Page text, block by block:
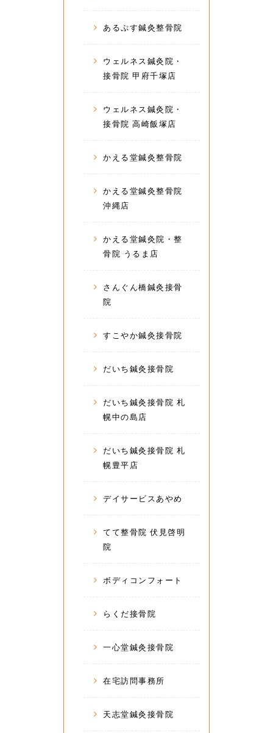
あるぷす鍼灸整骨院
ウェルネス鍼灸院・
接骨院 甲府千塚店
ウェルネス鍼灸院・
接骨院 高崎飯塚店
かえる堂鍼灸整骨院
かえる堂鍼灸整骨院
沖縄店
かえる堂鍼灸院・整
骨院 うるま店
さんぐん橋鍼灸接骨
院
すこやか鍼灸接骨院
だいち鍼灸接骨院
だいち鍼灸接骨院 札
幌中の島店
だいち鍼灸接骨院 札
幌豊平店
デイサービスあやめ
てて整骨院 伏見啓明
院
ボディコンフォート
らくだ接骨院
一心堂鍼灸接骨院
在宅訪問事務所
天志堂鍼灸接骨院